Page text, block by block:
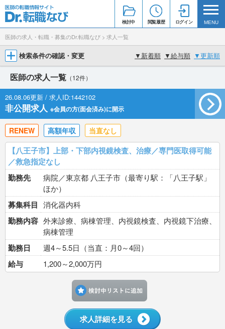
検討中 閲覧履歴 ログイン MENU
医師の求人・転職・募集のDr.転職なび > 求人一覧
検索条件の確認・変更 ▼ 新着順 ▼給与順 ▼更新順
医師の求人一覧 （12件）
26.08.06更新 / 求人ID:1442102
非公開求人 ※会員の方(面会済み)に開示
RENEW 高額年収 当直なし
【八王子市】上部・下部内視鏡検査、治療／専門医取得可能
／救急指定なし
勤務先
病院／東京都 八王子市（最寄り駅：「八王子駅」
ほか）
募集科目 消化器内科
勤務内容 外来診療、病棟管理、内視鏡検査、内視鏡下治療、
病棟管理
勤務日 週4～5.5日（当直：月0～4回）
給与 1,200～2,000万円
求人詳細を見る